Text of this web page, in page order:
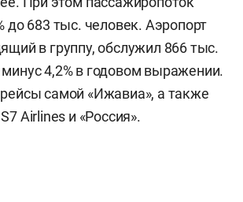
до 683 тыс. человек. Аэропорт
в группу, обслужил 866 тыс.
4,2% в годовом выражении.
самой «Ижавиа», а также
Airlines и «Россия».